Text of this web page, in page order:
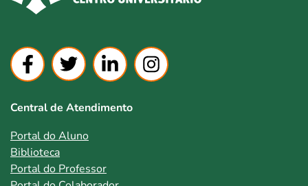
Central de Atendimento
Portal do Aluno
Biblioteca
Portal do Professor